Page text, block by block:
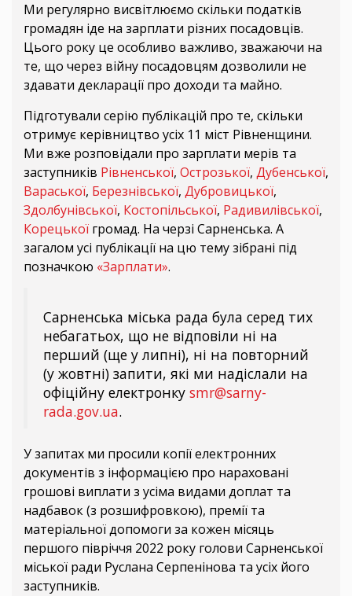
Ми регулярно висвітлюємо скільки податків
громадян іде на зарплати різних посадовців.
Цього року це особливо важливо, зважаючи на
те, що через війну посадовцям дозволили не
здавати декларації про доходи та майно.
Підготували серію публікацій про те, скільки
отримує керівництво усіх 11 міст Рівненщини.
Ми вже розповідали про зарплати мерів та
заступників Рівненської, Острозької, Дубенської,
Вараської, Березнівської, Дубровицької,
Здолбунівської, Костопільської, Радивилівської,
Корецької громад. На черзі Сарненська. А
загалом усі публікації на цю тему зібрані під
позначкою «Зарплати».
Сарненська міська рада була серед тих
небагатьох, що не відповіли ні на
перший (ще у липні), ні на повторний
(у жовтні) запити, які ми надіслали на
офіційну електронку smr@sarny-
rada.gov.ua.
У запитах ми просили копії електронних
документів з інформацією про нараховані
грошові виплати з усіма видами доплат та
надбавок (з розшифровкою), премії та
матеріальної допомоги за кожен місяць
першого півріччя 2022 року голови Сарненської
міської ради Руслана Серпенінова та усіх його
заступників.